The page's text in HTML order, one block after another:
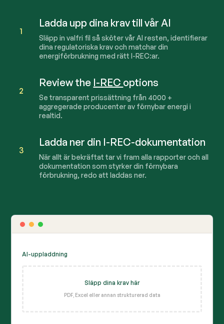
AI-uppladdning
Släpp dina krav här
PDF, Excel eller annan strukturerad data
1
Ladda upp dina krav till vår AI
Släpp in valfri fil så sköter vår AI resten, identifierar
dina regulatoriska krav och matchar din
energiförbrukning med rätt I-REC:ar.
2
Review the I-REC options
Se transparent prissättning från 4000 +
aggregerade producenter av förnybar energi i
realtid.
3
Ladda ner din I-REC-dokumentation
När allt är bekräftat tar vi fram alla rapporter och all
dokumentation som styrker din förnybara
förbrukning, redo att laddas ner.